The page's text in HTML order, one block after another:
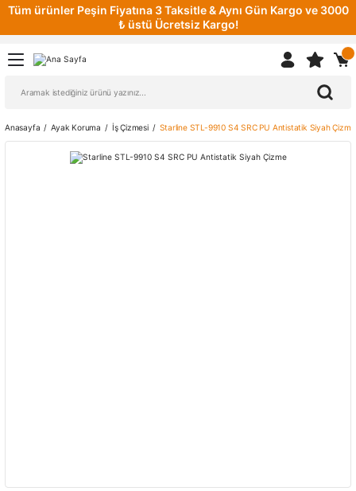
Tüm ürünler Peşin Fiyatına 3 Taksitle & Aynı Gün Kargo ve 3000
₺ üstü Ücretsiz Kargo!
Anasayfa Ayak Koruma İş Çizmesi Starline STL-9910 S4 SRC PU Antistatik Siyah Çizme